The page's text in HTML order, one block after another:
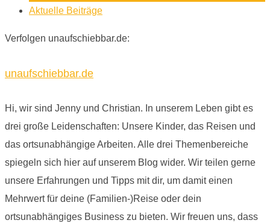
Aktuelle Beiträge
Verfolgen unaufschiebbar.de:
unaufschiebbar.de
Hi, wir sind Jenny und Christian. In unserem Leben gibt es
drei große Leidenschaften: Unsere Kinder, das Reisen und
das ortsunabhängige Arbeiten. Alle drei Themenbereiche
spiegeln sich hier auf unserem Blog wider. Wir teilen gerne
unsere Erfahrungen und Tipps mit dir, um damit einen
Mehrwert für deine (Familien-)Reise oder dein
ortsunabhängiges Business zu bieten. Wir freuen uns, dass